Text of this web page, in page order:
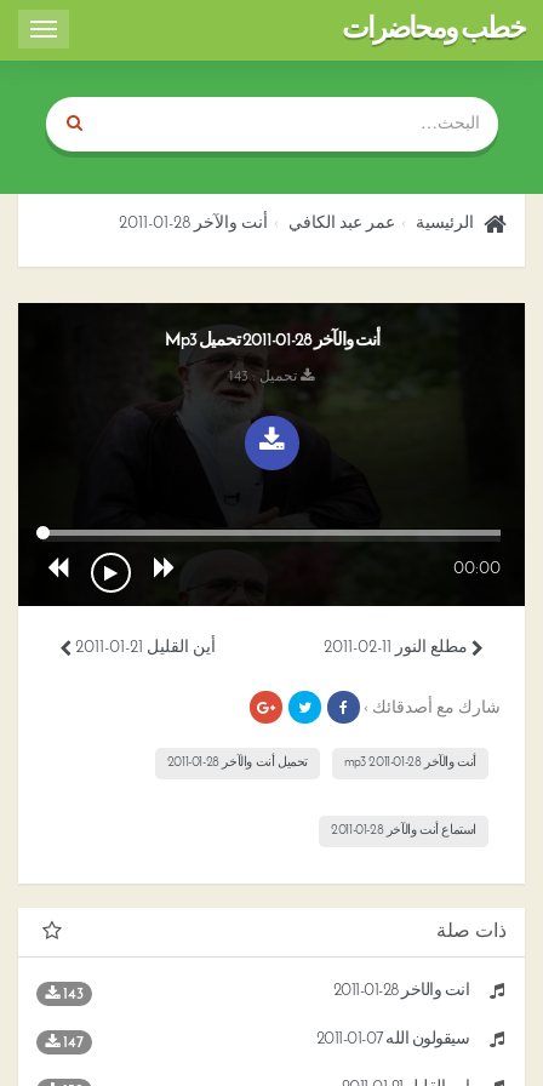
Toggle
خطب ومحاضرات
الرئيسية عمر عبد الكافي أنت والآخر 28-01-2011
أنت والآخر 28-01-2011 تحميل Mp3
تحميل : 143
00:00
أين القليل 21-01-2011 مطلع النور 11-02-2011
شارك مع أصدقائك ›
أنت والآخر 28-01-2011 mp3 تحميل أنت والآخر 28-01-2011
استماع أنت والآخر 28-01-2011
ذات صلة
أنت والآخر 28-01-2011 143
سيقولون الله 07-01-2011 147